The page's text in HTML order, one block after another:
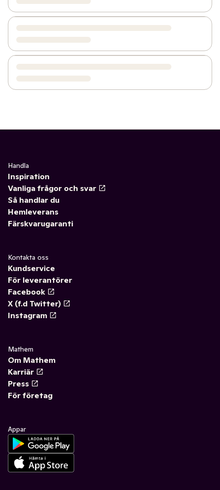
Handla
Inspiration
Vanliga frågor och svar
Så handlar du
Hemleverans
Färskvarugaranti
Kontakta oss
Kundservice
För leverantörer
Facebook
X (f.d Twitter)
Instagram
Mathem
Om Mathem
Karriär
Press
För företag
Appar